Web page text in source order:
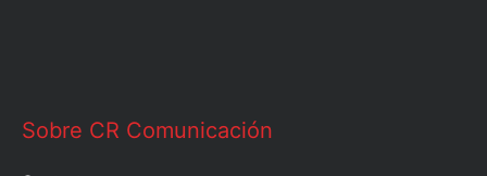
Sobre CR Comunicación